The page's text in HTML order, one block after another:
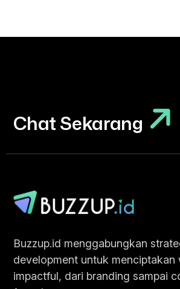
Chat Sekarang
Chat Sekarang
Buzzup.id menggabungkan
development untuk menciptakan
impactful, dari branding sampai